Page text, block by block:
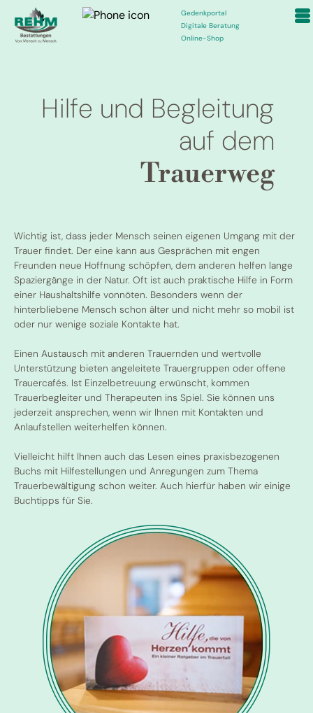
Gedenkportal
Digitale Beratung
Online-Shop
Hilfe und Begleitung
auf dem
Trauerweg
Wichtig ist, dass jeder Mensch seinen eigenen Umgang mit der
Trauer findet. Der eine kann aus Gesprächen mit engen
Freunden neue Hoffnung schöpfen, dem anderen helfen lange
Spaziergänge in der Natur. Oft ist auch praktische Hilfe in Form
einer Haushaltshilfe vonnöten. Besonders wenn der
hinterbliebene Mensch schon älter und nicht mehr so mobil ist
oder nur wenige soziale Kontakte hat.
Einen Austausch mit anderen Trauernden und wertvolle
Unterstützung bieten angeleitete Trauergruppen oder offene
Trauercafés. Ist Einzelbetreuung erwünscht, kommen
Trauerbegleiter und Therapeuten ins Spiel. Sie können uns
jederzeit ansprechen, wenn wir Ihnen mit Kontakten und
Anlaufstellen weiterhelfen können.
Vielleicht hilft Ihnen auch das Lesen eines praxisbezogenen
Buchs mit Hilfestellungen und Anregungen zum Thema
Trauerbewältigung schon weiter. Auch hierfür haben wir einige
Buchtipps für Sie.